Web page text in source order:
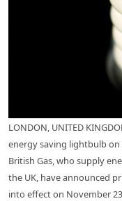
LONDON, UNITED
energy saving lightbulb on
British Gas, who supply
the UK, have announced
into effect on November